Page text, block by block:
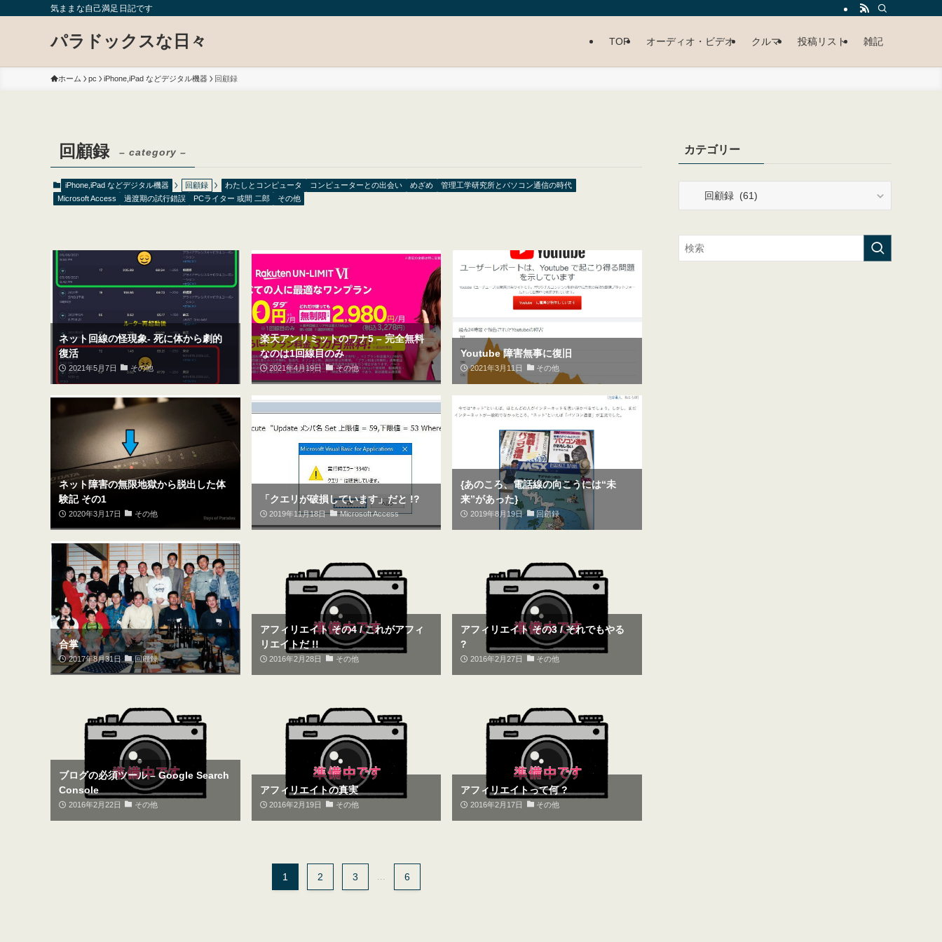
気ままな自己満足日記です
パラドックスな日々 TOP オーディオ・ビデオ クルマ 投稿リスト 雑記
ホーム pc iPhone,iPad などデジタル機器 回顧録
回顧録 – category –
iPhone,iPad などデジタル機器 回顧録 わたしとコンピュータ コンピューターとの出会い めざめ
管理工学研究所とパソコン通信の時代
Microsoft Access
過渡期の試行錯誤 PCライター 或間 二郎 その他
ネット回線の怪現象- 死に体から劇的
復活
2021年5月7日 その他
楽天アンリミットのワナ5 – 完全無料
なのは1回線目のみ
2021年4月19日 その他
Youtube 障害無事に復旧
2021年3月11日 その他
ネット障害の無限地獄から脱出した体
験記 その1
2020年3月17日 その他
「クエリが破損しています」だと !?
2019年11月18日 Microsoft Access
{あのころ、電話線の向こうには“未
来”があった}
2019年8月19日 回顧録
合掌
2017年8月31日 回顧録
アフィリエイト その4 / これがアフィ
リエイトだ !!
2016年2月28日 その他
アフィリエイト その3 / それでもやる
?
2016年2月27日 その他
ブログの必須ツール – Google Search
Console
2016年2月22日 その他
アフィリエイトの真実
2016年2月19日 その他
アフィリエイトって何 ?
2016年2月17日 その他
1 2 3 6
カテゴリー
リ
ー